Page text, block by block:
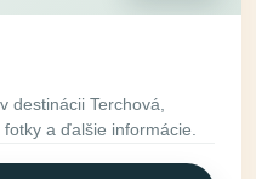
destinácii Terchová,
a ďalšie informácie.